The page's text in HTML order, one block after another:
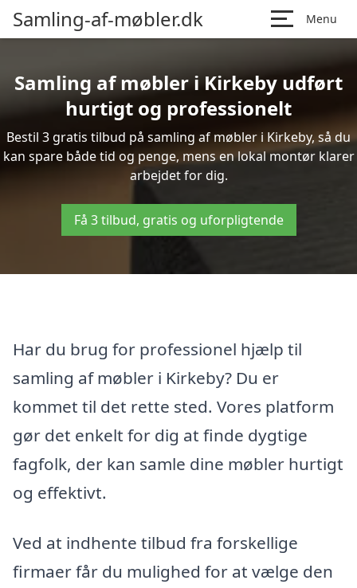
Samling-af-møbler.dk Menu
Samling af møbler i Kirkeby udført
hurtigt og professionelt
Bestil 3 gratis tilbud på samling af møbler i Kirkeby, så du
kan spare både tid og penge, mens en lokal montør klarer
arbejdet for dig.
Få 3 tilbud, gratis og uforpligtende
Har du brug for professionel hjælp til
samling af møbler i Kirkeby? Du er
kommet til det rette sted. Vores platform
gør det enkelt for dig at finde dygtige
fagfolk, der kan samle dine møbler hurtigt
og effektivt.
Ved at indhente tilbud fra forskellige
firmaer får du mulighed for at vælge den